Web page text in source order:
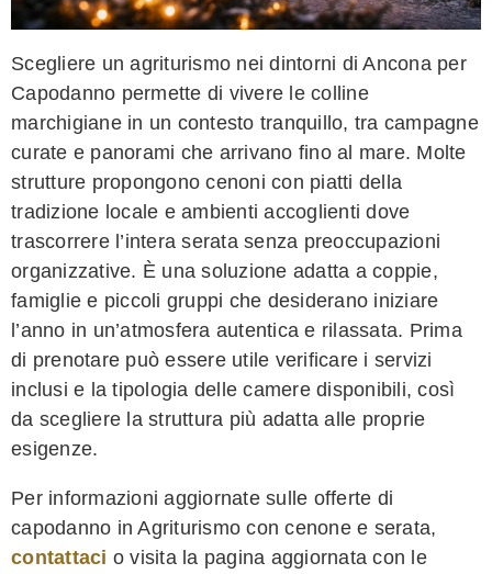
Scegliere un agriturismo nei dintorni di Ancona per
Capodanno permette di vivere le colline
marchigiane in un contesto tranquillo, tra campagne
curate e panorami che arrivano fino al mare. Molte
strutture propongono cenoni con piatti della
tradizione locale e ambienti accoglienti dove
trascorrere l’intera serata senza preoccupazioni
organizzative. È una soluzione adatta a coppie,
famiglie e piccoli gruppi che desiderano iniziare
l’anno in un’atmosfera autentica e rilassata. Prima
di prenotare può essere utile verificare i servizi
inclusi e la tipologia delle camere disponibili, così
da scegliere la struttura più adatta alle proprie
esigenze.
Per informazioni aggiornate sulle offerte di
capodanno in Agriturismo con cenone e serata,
contattaci o visita la pagina aggiornata con le